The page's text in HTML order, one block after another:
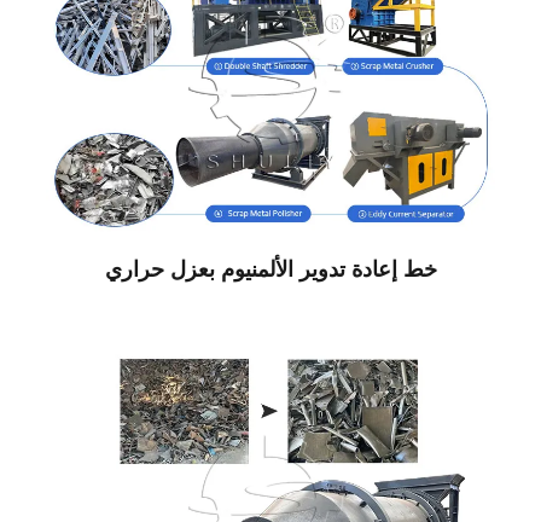
خط إعادة تدوير الألمنيوم بعزل حراري